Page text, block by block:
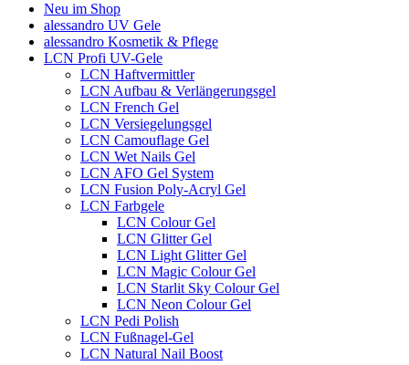
Neu im Shop
alessandro UV Gele
alessandro Kosmetik & Pflege
LCN Profi UV-Gele
LCN Haftvermittler
LCN Aufbau & Verlängerungsgel
LCN French Gel
LCN Versiegelungsgel
LCN Camouflage Gel
LCN Wet Nails Gel
LCN AFO Gel System
LCN Fusion Poly-Acryl Gel
LCN Farbgele
LCN Colour Gel
LCN Glitter Gel
LCN Light Glitter Gel
LCN Magic Colour Gel
LCN Starlit Sky Colour Gel
LCN Neon Colour Gel
LCN Pedi Polish
LCN Fußnagel-Gel
LCN Natural Nail Boost